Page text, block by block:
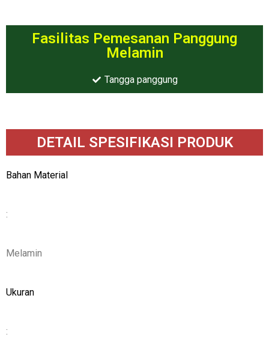
Fasilitas Pemesanan Panggung
Melamin
Tangga panggung
DETAIL SPESIFIKASI PRODUK
Bahan Material
:
Melamin
Ukuran
: